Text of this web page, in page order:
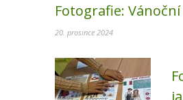
Fotografie:
20. prosince 2024